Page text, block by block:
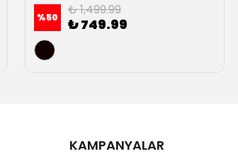
%50 ₺ 1,499.99
₺ 749.99
KAMPANYALAR